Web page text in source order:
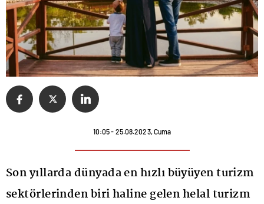
10:05 - 25.08.2023, Cuma
Son yıllarda dünyada en hızlı büyüyen turizm
sektörlerinden biri haline gelen helal turizm